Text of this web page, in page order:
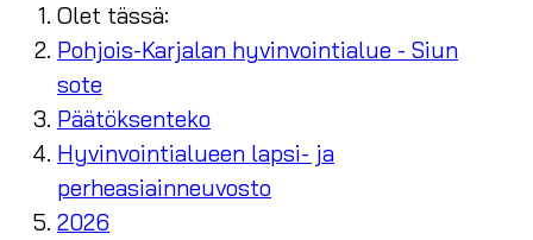
Olet tässä:
Pohjois-Karjalan hyvinvointialue - Siun
sote
Päätöksenteko
Hyvinvointialueen lapsi- ja
perheasiainneuvosto
2026